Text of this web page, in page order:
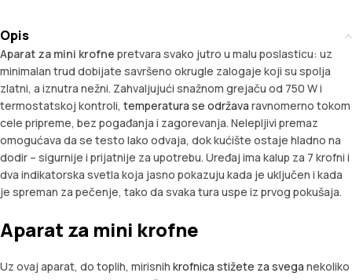
Opis
Aparat za mini krofne pretvara svako jutro u malu poslasticu: uz
minimalan trud dobijate savršeno okrugle zalogaje koji su spolja
zlatni, a iznutra nežni. Zahvaljujući snažnom grejaču od 750 W i
termostatskoj kontroli, temperatura se održava ravnomerno tokom
cele pripreme, bez pogađanja i zagorevanja. Nelepljivi premaz
omogućava da se testo lako odvaja, dok kućište ostaje hladno na
dodir – sigurnije i prijatnije za upotrebu. Uređaj ima kalup za 7 krofni i
dva indikatorska svetla koja jasno pokazuju kada je uključen i kada
je spreman za pečenje, tako da svaka tura uspe iz prvog pokušaja.
Aparat za mini krofne
Uz ovaj aparat, do toplih, mirisnih krofnica stižete za svega nekoliko